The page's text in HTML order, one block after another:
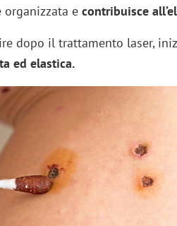
e contribuisce
dopo il trattamento laser,
ed elastica.